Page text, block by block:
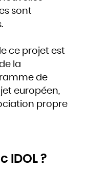
sont
ce projet est
la
de
européen,
propre
IDOL ?